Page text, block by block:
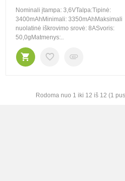
Nominali įtampa: 3,6VTalpa:Tipinė:
3400mAhMinimali: 3350mAhMaksimali
nuolatinė iškrovimo srovė: 8ASvoris:
50,0gMatmenys:..
Rodoma nuo 1 iki 12 iš 12 (1